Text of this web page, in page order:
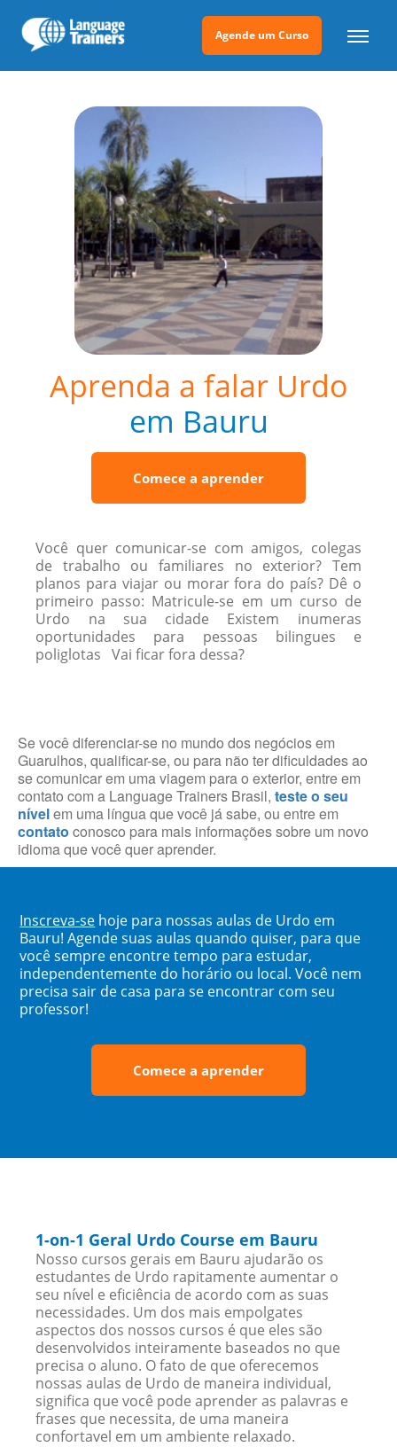
Agende um Curso
Aprenda a falar Urdo
em Bauru
Comece a aprender
Você quer comunicar-se com amigos, colegas
de trabalho ou familiares no exterior? Tem
planos para viajar ou morar fora do país? Dê o
primeiro passo: Matricule-se em um curso de
Urdo na sua cidade Existem inumeras
oportunidades para pessoas bilingues e
poliglotas Vai ficar fora dessa?
Se você diferenciar-se no mundo dos negócios em
Guarulhos, qualificar-se, ou para não ter dificuldades ao
se comunicar em uma viagem para o exterior, entre em
contato com a Language Trainers Brasil, teste o seu
nívelem uma língua que você já sabe, ou entre em
contato conosco para mais informações sobre um novo
idioma que você quer aprender.
Inscreva-se hoje para nossas aulas de Urdo em
Bauru! Agende suas aulas quando quiser, para que
você sempre encontre tempo para estudar,
independentemente do horário ou local. Você nem
precisa sair de casa para se encontrar com seu
professor!
Comece a aprender
1-on-1 Geral Urdo Course em Bauru
Nosso cursos gerais em Bauru ajudarão os
estudantes de Urdo rapitamente aumentar o
seu nível e eficiência de acordo com as suas
necessidades. Um dos mais empolgates
aspectos dos nossos cursos é que eles são
desenvolvidos inteiramente baseados no que
precisa o aluno. O fato de que oferecemos
nossas aulas de Urdo de maneira individual,
significa que você pode aprender as palavras e
frases que necessita, de uma maneira
confortavel em um ambiente relaxado.